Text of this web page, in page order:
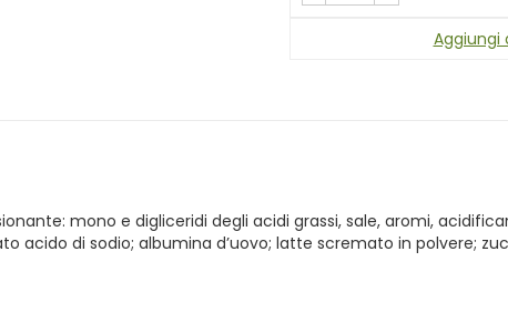
Aggiungi
mono e digliceridi degli acidi grassi, sale, aromi,
di sodio; albumina d’uovo; latte scremato in polvere;